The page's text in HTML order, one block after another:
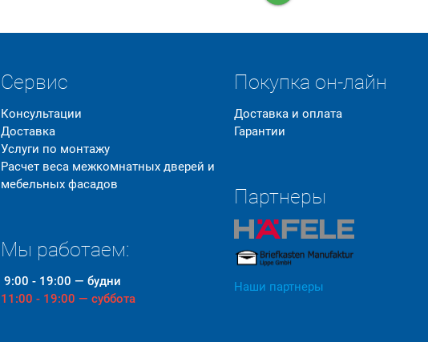
Сервис
Консультации
Доставка
Услуги по монтажу
Расчет веса межкомнатных дверей и
мебельных фасадов
Мы работаем:
9:00 - 19:00 — будни
11:00 - 19:00 — суббота
Покупка он-лайн
Доставка и оплата
Гарантии
Партнеры
Наши партнеры